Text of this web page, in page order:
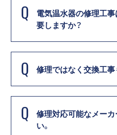
Q
電気温水器の修理工
要しますか？
Q 修理ではなく交換工
Q
修理対応可能なメー
い。